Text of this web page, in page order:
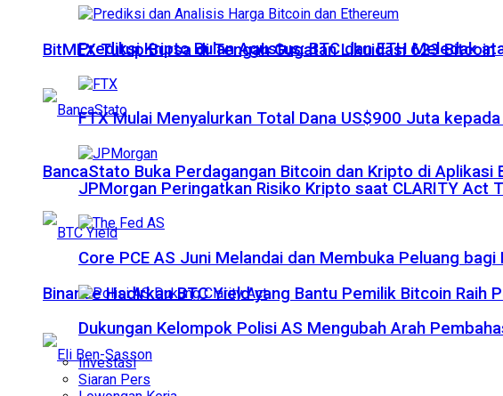
BitMEX Tutup Bursa di Tengah Gugatan Likuidasi 623 Bitcoin
BancaStato Buka Perdagangan Bitcoin dan Kripto di Aplikasi
Binance Hadirkan BTC Yield yang Bantu Pemilik Bitcoin Raih
Prediksi Kripto Bulan Agustus: BTC dan ETH Meledak
FTX Mulai Menyalurkan Total Dana US$900 Juta
JPMorgan Peringatkan Risiko Kripto saat CLARITY Act
Core PCE AS Juni Melandai dan Membuka Peluang
Dukungan Kelompok Polisi AS Mengubah Arah
Investasi
Siaran Pers